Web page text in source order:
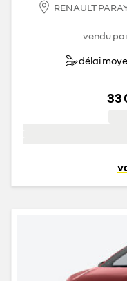
RENAULT
vendu
délai
33